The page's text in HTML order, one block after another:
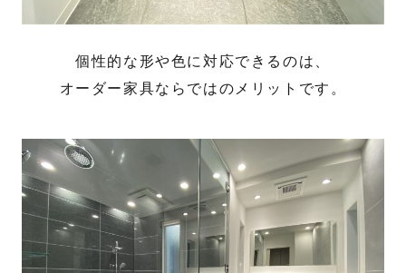
個性的な形や色に対応できるのは、
オーダー家具ならではのメリットです。